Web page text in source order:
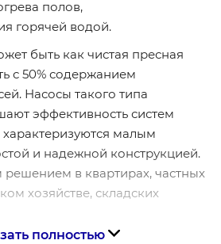
полов,
горячей водой.
быть как чистая пресная
с 50% содержанием
Насосы такого типа
эффективность систем
малым
и надежной конструкцией.
в квартирах, частных
хозяйстве, складских
полностью